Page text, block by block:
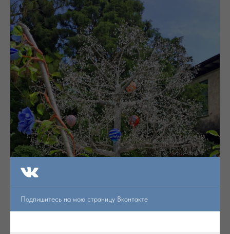
Подпишитесь на мою страницу Вконтакте